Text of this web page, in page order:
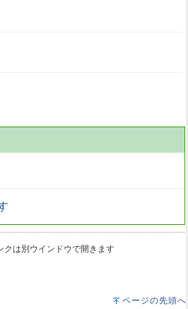
クは別ウインドウで開きます
ページの先頭へ